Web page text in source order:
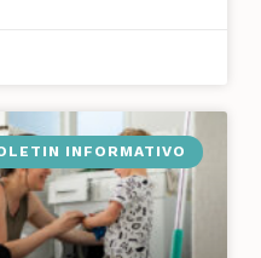
con
INFORMATIVO